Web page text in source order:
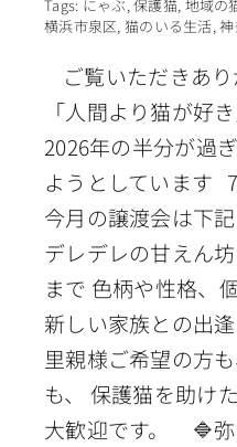
Tags: にゃぶ,保護猫, 地域の
横浜市泉区, 猫のいる生活,
ご覧いただきあり
「人間より猫が好
2026年の半分が過
ようとしています
今月の譲渡会は下
デレデレの甘えん
まで 色柄や性格、
新しい家族との出
里親様ご希望の方
も、 保護猫を助け
大歓迎です。 🔷弥